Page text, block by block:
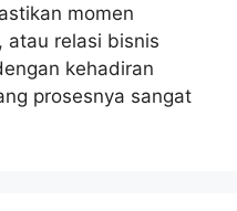
momen
atau relasi bisnis
kehadiran
prosesnya sangat